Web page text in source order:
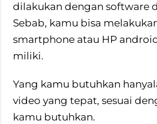
dilakukan dengan software
Sebab, kamu bisa
smartphone atau HP
miliki.
Yang kamu butuhkan
video yang tepat, sesuai
kamu butuhkan.